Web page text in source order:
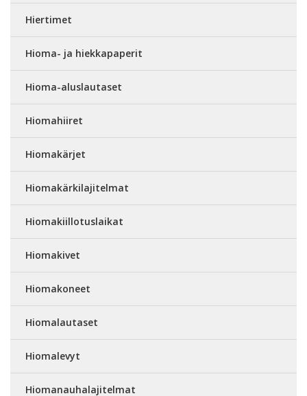
Hiertimet
Hioma- ja hiekkapaperit
Hioma-aluslautaset
Hiomahiiret
Hiomakärjet
Hiomakärkilajitelmat
Hiomakiillotuslaikat
Hiomakivet
Hiomakoneet
Hiomalautaset
Hiomalevyt
Hiomanauhalajitelmat